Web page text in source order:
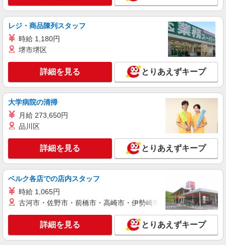
株式会社テクノ・サービス/お仕事No/0881225
品質管理
山口県宇部市 ＊車・バイク通勤OK
詳細を見る
派遣社員
人材プロオフィス株式会社
日用品パッケージの品質検査スタッフ
×（8h×10日+7h×10日）+深夜60h) ＜参考＞ 割増
賃金(時給+割増) ・深夜時(22時〜翌5時)：1,625円
山口県宇部市山中700-4
キープ
レジ・商品陳列スタッフ
時給 1,180円
堺市堺区
詳細を見る とりあえずキープ
大学病院の清掃
月給 273,650円
品川区
詳細を見る とりあえずキープ
ベルク各店での店内スタッフ
時給 1,065円
古河市・佐野市・前橋市・高崎市・伊勢崎市・太田市・館林市
詳細を見る とりあえずキープ